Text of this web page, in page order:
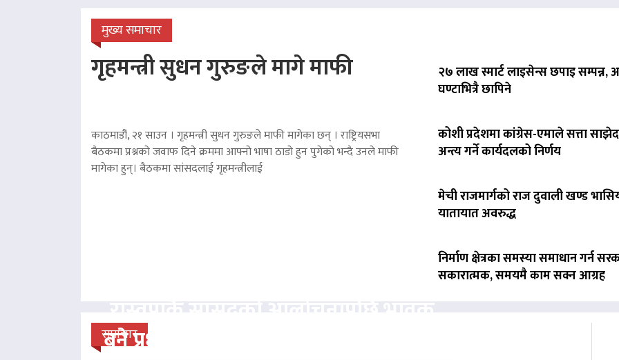
मुख्य समाचार
गृहमन्त्री सुधन गुरुङले मागे माफी
काठमाडौं, २१ साउन । गृहमन्त्री सुधन गुरुङले माफी मागेका छन् । राष्ट्रियसभा
बैठकमा प्रश्नको जवाफ दिने क्रममा आफ्नो भाषा ठाडो हुन पुगेको भन्दै उनले माफी
मागेका हुन्। बैठकमा सांसदलाई गृहमन्त्रीलाई
२७ लाख स्मार्ट लाइसेन्स छपाइ सम्पन्न,
घण्टाभित्रै छापिने
कोशी प्रदेशमा कांग्रेस-एमाले सत्ता
अन्त्य गर्ने कार्यदलको निर्णय
मेची राजमार्गको राज दुवाली खण्ड
यातायात अवरुद्ध
निर्माण क्षेत्रका समस्या समाधान गर्न
सकारात्मक, समयमै काम सक्न आग्रह
समाचार
बने प्रधानमन्त्री बालेन : ‘कहिलेकाहीँ एक्लै…